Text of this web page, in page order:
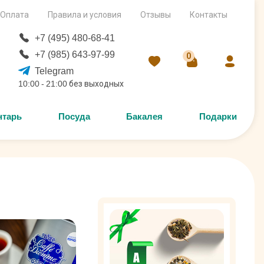
Оплата Правила и условия Отзывы Контакты
+7 (495) 480-68-41
+7 (985) 643-97-99
Telegram
10:00 - 21:00 без выходных
0
Посуда Бакалея Подарки